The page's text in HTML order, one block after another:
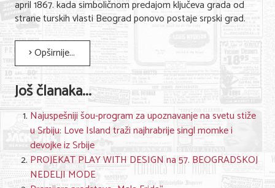
april 1867. kada simboličnom predajom ključeva grada od
strane turskih vlasti Beograd ponovo postaje srpski grad.
Opširnije...
Još članaka...
Najuspešniji šou-program za upoznavanje na svetu stiže
u Srbiju: Love Island traži najhrabrije singl momke i
devojke iz Srbije
PROJEKAT PLAY WITH DESIGN na 57. BEOGRADSKOJ
NEDELJI MODE